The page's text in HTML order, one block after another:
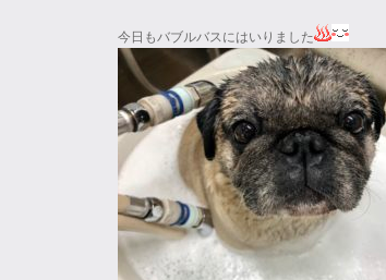
今日もバブルバスにはいりました